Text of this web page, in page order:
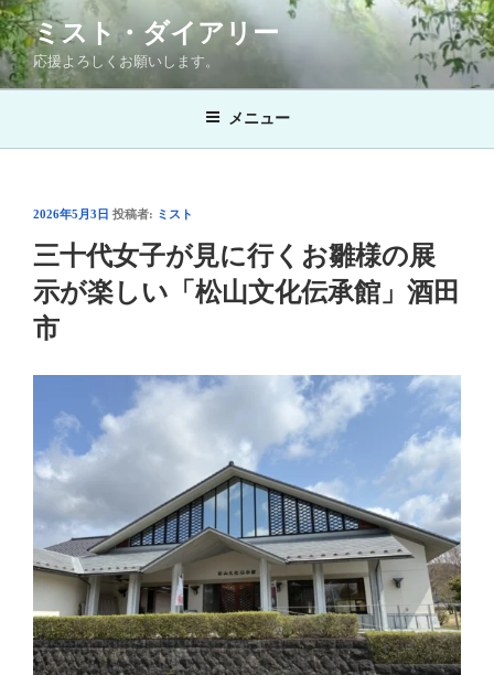
コ
ン
テ
ン
へ
ミスト・ダイアリー
応援よろしくお願いします。
メニュー
投
日:
2026年5月3日 投稿者: ミスト
三十代女子が見に行くお雛様の展
示が楽しい「松山文化伝承館」酒田
市